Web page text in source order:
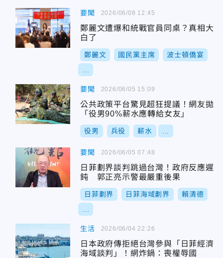
要聞
鄭麗文遭爆和統戰官員同桌？真相大
白了
鄭麗文 國民黨主席 波士頓僑宴
2026/06/08 12:45
要聞
公共政策平台驚見超狂提議！網友拋
「役男90%薪水應轉給女友」
役男 兵役 薪水
2026/06/05 15:09
要聞
日菲劃界談判跳過台灣！政府反應遲
鈍 郭正亮示警最嚴重後果
日菲劃界 日菲海域劃界 賴清德
2026/06/05 07:48
生活
日本政府傳拒絕台灣參與「日菲經濟
海域談判」！網炸鍋：喪權辱國
2026/06/04 22:26